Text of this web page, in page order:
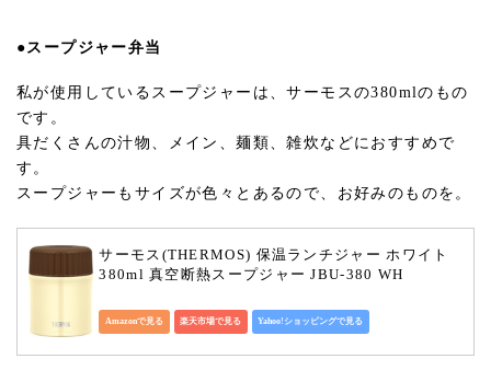
●スープジャー弁当
私が使用しているスープジャーは、サーモスの380mlのもの
です。
具だくさんの汁物、メイン、麺類、雑炊などにおすすめで
す。
スープジャーもサイズが色々とあるので、お好みのものを。
サーモス(THERMOS) 保温ランチジャー ホワイト
380ml 真空断熱スープジャー JBU-380 WH
Amazonで見る 楽天市場で見る Yahoo!ショッピングで見る